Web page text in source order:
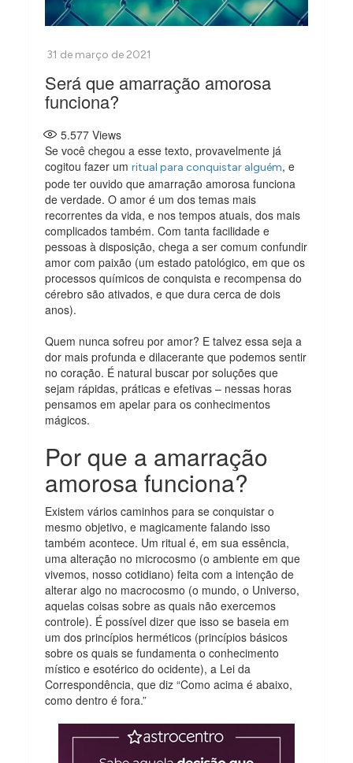
Será que amarração amorosa
funciona?
5.577 Views
Se você chegou a esse texto, provavelmente já
cogitou fazer umritual para conquistar alguém, e
pode ter ouvido que amarração amorosa funciona
de verdade. O amor é um dos temas mais
recorrentes da vida, e nos tempos atuais, dos mais
complicados também. Com tanta facilidade e
pessoas à disposição, chega a ser comum confundir
amor com paixão (um estado patológico, em que os
processos químicos de conquista e recompensa do
cérebro são ativados, e que dura cerca de dois
anos).
Quem nunca sofreu por amor? E talvez essa seja a
dor mais profunda e dilacerante que podemos sentir
no coração. É natural buscar por soluções que
sejam rápidas, práticas e efetivas – nessas horas
pensamos em apelar para os conhecimentos
mágicos.
Por que a amarração
amorosa funciona?
Existem vários caminhos para se conquistar o
mesmo objetivo, e magicamente falando isso
também acontece. Um ritual é, em sua essência,
uma alteração no microcosmo (o ambiente em que
vivemos, nosso cotidiano) feita com a intenção de
alterar algo no macrocosmo (o mundo, o Universo,
aquelas coisas sobre as quais não exercemos
controle). É possível dizer que isso se baseia em
um dos princípios herméticos (princípios básicos
sobre os quais se fundamenta o conhecimento
místico e esotérico do ocidente), a Lei da
Correspondência, que diz “Como acima é abaixo,
como dentro é fora.”